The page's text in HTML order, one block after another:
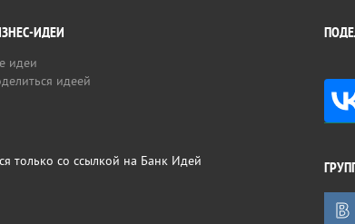
ИДЕИ
идеи
идеей
только со ссылкой на Банк Идей